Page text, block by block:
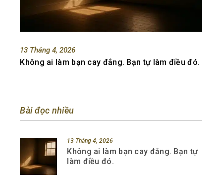
13 Tháng 4, 2026
Không ai làm bạn cay đắng. Bạn tự làm điều đó.
Bài đọc nhiều
13 Tháng 4, 2026
Không ai làm bạn cay đắng. Bạn tự
làm điều đó.